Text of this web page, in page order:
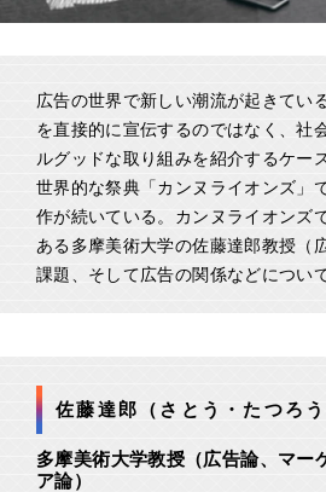
広告の世界で新しい潮流が起きてい
を直接的に宣伝するのではなく、社
ルグッドな取り組みを紹介するケー
世界的な祭典「カンヌライオンズ」
作が続いている。カンヌライオンズ
ある多摩美術大学の佐藤達郎教授（
課題、そして広告の関係などについ
佐藤達郎（さとう・たつろう
多摩美術大学教授（広告論、マー
ア論）